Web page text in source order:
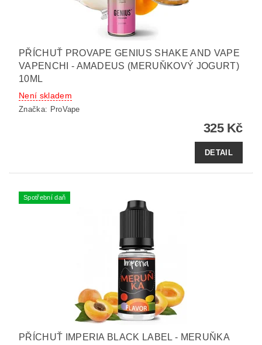
PŘÍCHUŤ PROVAPE GENIUS SHAKE AND VAPE
VAPENCHI - AMADEUS (MERUŇKOVÝ JOGURT)
10ML
Není skladem
Značka: ProVape
325 Kč
DETAIL
Spotřební daň
PŘÍCHUŤ IMPERIA BLACK LABEL - MERUŇKA